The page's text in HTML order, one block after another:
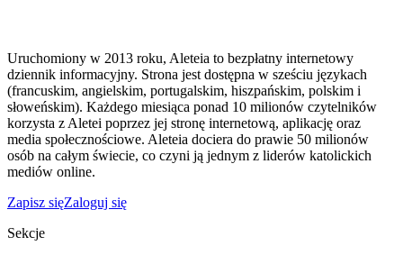
Uruchomiony w 2013 roku, Aleteia to bezpłatny internetowy
dziennik informacyjny. Strona jest dostępna w sześciu językach
(francuskim, angielskim, portugalskim, hiszpańskim, polskim i
słoweńskim). Każdego miesiąca ponad 10 milionów czytelników
korzysta z Aletei poprzez jej stronę internetową, aplikację oraz
media społecznościowe. Aleteia dociera do prawie 50 milionów
osób na całym świecie, co czyni ją jednym z liderów katolickich
mediów online.
Zapisz sięZaloguj się
Sekcje